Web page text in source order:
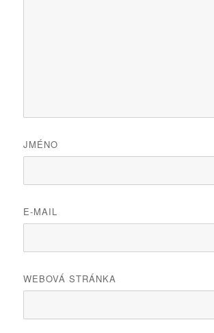
JMÉNO
E-MAIL
WEBOVÁ STRÁNKA